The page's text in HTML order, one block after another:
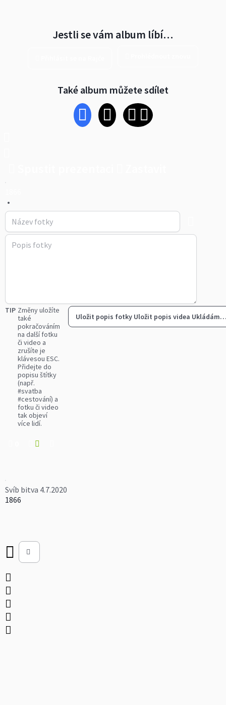
Jestli se vám album líbí…
Také album můžete sdílet
•
TIP Změny uložíte
také
pokračováním
na další fotku
či video a
zrušíte je
klávesou ESC.
Přidejte do
popisu štítky
(např.
#svatba
#cestování) a
fotku či video
tak objeví
více lidí.
Uložit popis fotky Uložit popis videa
Svíb bitva 4.7.2020
1866